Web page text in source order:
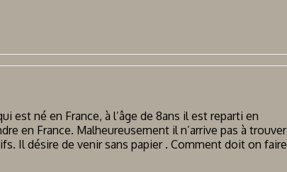
est né en France, à l’âge de 8ans il est reparti en
en France. Malheureusement il n’arrive pas à trouver
Il désire de venir sans papier . Comment doit on faire